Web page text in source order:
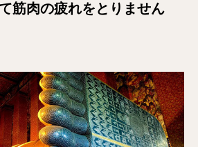
筋肉の疲れをとりません